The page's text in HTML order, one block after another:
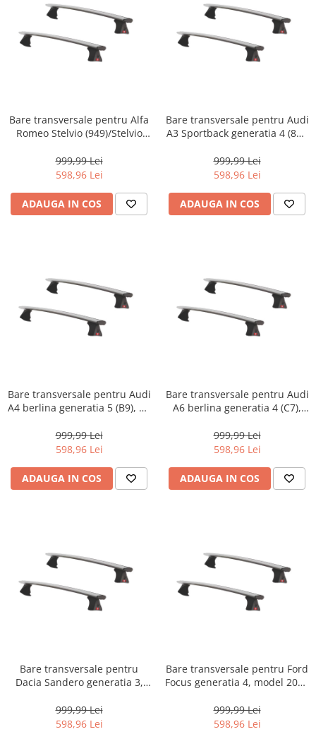
Bare transversale pentru Alfa
Romeo Stelvio (949)/Stelvio
- prezent, Fabbri Viva 12 ALU,
sistem cu prindere pe plafon
999,99 Lei
598,96 Lei
ADAUGA IN COS
Bare transversale pentru Audi
A3 Sportback generatia 4 (8Y),
Viva 12 ALU, sistem cu
prindere pe plafon normal,
999,99 Lei
598,96 Lei
ADAUGA IN COS
Bare transversale pentru Audi
A4 berlina generatia 5 (B9), A4
sistem cu prindere pe plafon
999,99 Lei
598,96 Lei
ADAUGA IN COS
Bare transversale pentru Audi
A6 berlina generatia 4 (C7),
12 ALU, sistem cu prindere pe
plafon normal, aluminiu,
999,99 Lei
598,96 Lei
ADAUGA IN COS
Bare transversale pentru
Dacia Sandero generatia 3,
Viva 12 ALU, sistem cu
prindere pe plafon normal,
999,99 Lei
598,96 Lei
Bare transversale pentru Ford
Focus generatia 4, model 2018
sistem cu prindere pe plafon
normal, aluminiu, argintiu
999,99 Lei
598,96 Lei